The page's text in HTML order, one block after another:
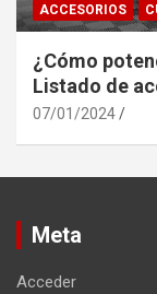
ACCESORIOS
¿Cómo
Listado de
07/01/2024
Meta
Acceder